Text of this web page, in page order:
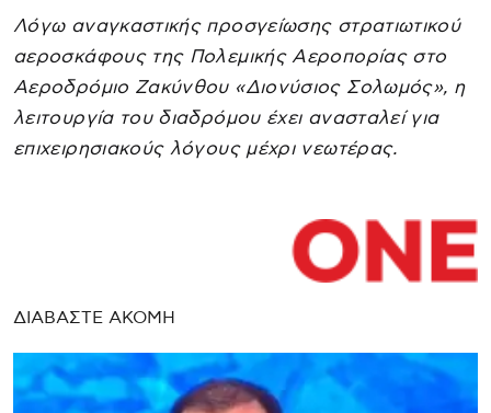
Λόγω αναγκαστικής προσγείωσης στρατιωτικού
αεροσκάφους της Πολεμικής Αεροπορίας στο
Αεροδρόμιο Ζακύνθου «Διονύσιος Σολωμός», η
λειτουργία του διαδρόμου έχει ανασταλεί για
επιχειρησιακούς λόγους μέχρι νεωτέρας.
ΔΙΑΒΑΣΤΕ ΑΚΟΜΗ